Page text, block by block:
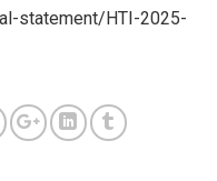
statement/HTI-2025-